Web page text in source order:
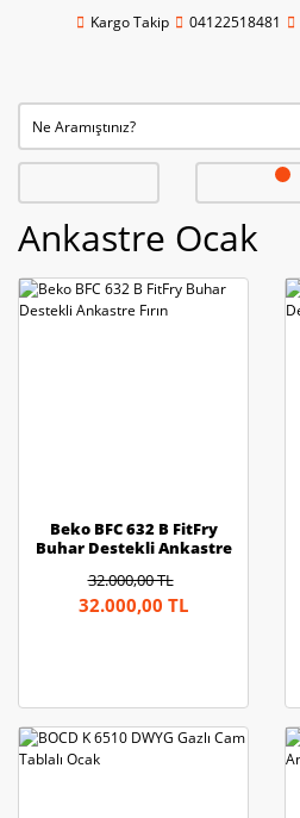
Kargo Takip 04122518481
Ankastre Ocak
Beko BFC 632 B FitFry
Buhar Destekli Ankastre
32.000,00 TL
32.000,00 TL